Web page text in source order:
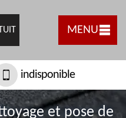
MENU
indisponible
et pose de